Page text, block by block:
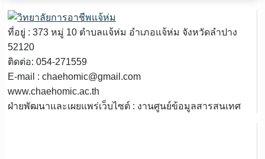
ที่อยู่ : 373 หมู่ 10 ตำบลแจ้ห่ม อำเภอแจ้ห่ม จังหวัดลำปาง
52120
ติดต่อ: 054-271559
E-mail : chaehomic@gmail.com
www.chaehomic.ac.th
ฝ่ายพัฒนาและเผยแพร่เว็บไซต์ : งานศูนย์ข้อมูลสารสนเทศ